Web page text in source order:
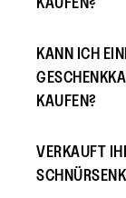
KANN ICH
KAUFEN?
VERKAUFT